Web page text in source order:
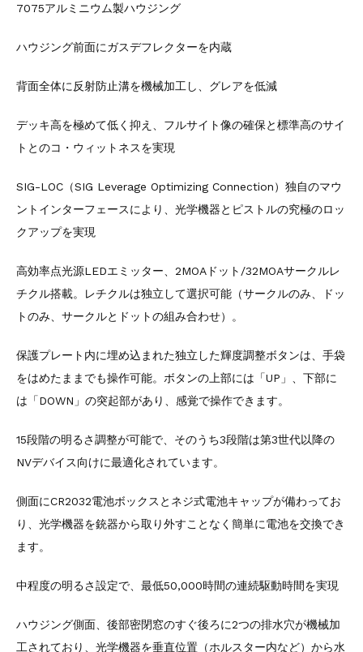
7075アルミニウム製ハウジング
ハウジング前面にガスデフレクターを内蔵
背面全体に反射防止溝を機械加工し、グレアを低減
デッキ高を極めて低く抑え、フルサイト像の確保と標準高のサイ
トとのコ・ウィットネスを実現
SIG-LOC（SIG Leverage Optimizing Connection）独自のマウ
ントインターフェースにより、光学機器とピストルの究極のロッ
クアップを実現
高効率点光源LEDエミッター、2MOAドット/32MOAサークルレ
チクル搭載。レチクルは独立して選択可能（サークルのみ、ドッ
トのみ、サークルとドットの組み合わせ）。
保護プレート内に埋め込まれた独立した輝度調整ボタンは、手袋
をはめたままでも操作可能。ボタンの上部には「UP」、下部に
は「DOWN」の突起部があり、感覚で操作できます。
15段階の明るさ調整が可能で、そのうち3段階は第3世代以降の
NVデバイス向けに最適化されています。
側面にCR2032電池ボックスとネジ式電池キャップが備わってお
り、光学機器を銃器から取り外すことなく簡単に電池を交換でき
ます。
中程度の明るさ設定で、最低50,000時間の連続駆動時間を実現
ハウジング側面、後部密閉窓のすぐ後ろに2つの排水穴が機械加
工されており、光学機器を垂直位置（ホルスター内など）から水